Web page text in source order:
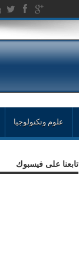
علوم وتكنولوجيا
تابعنا على فيسبوك